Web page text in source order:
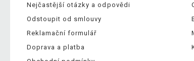
Nejčastější otázky a odpovědi
Odstoupit od smlouvy
Reklamační formulář
Doprava a platba